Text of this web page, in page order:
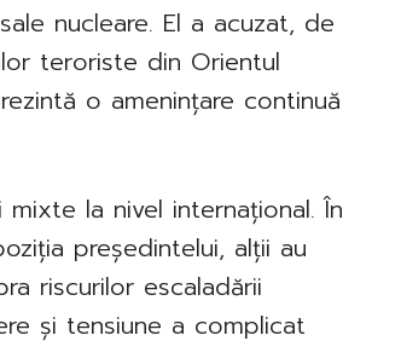
nucleare. El a acuzat, de
teroriste din Orientul
o amenințare continuă
la nivel internațional. În
președintelui, alții au
riscurilor escaladării
și tensiune a complicat